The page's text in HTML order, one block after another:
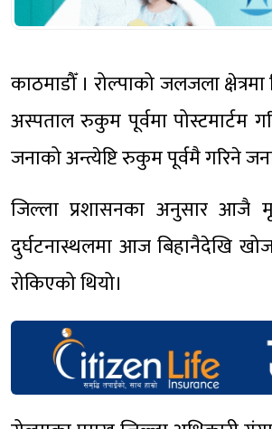
काठमाडौँ । रोल्पाको जलजला
अस्पताल रुकुम पूर्वमा पोस्टमार्टम
जनाको अन्त्येष्टि रुकुम पूर्वमै गरिने
जिल्ला प्रशासनका अनुसार आजै
दुर्घटनास्थलमा आज बिहानैदेखि
रोकिएको थियो।